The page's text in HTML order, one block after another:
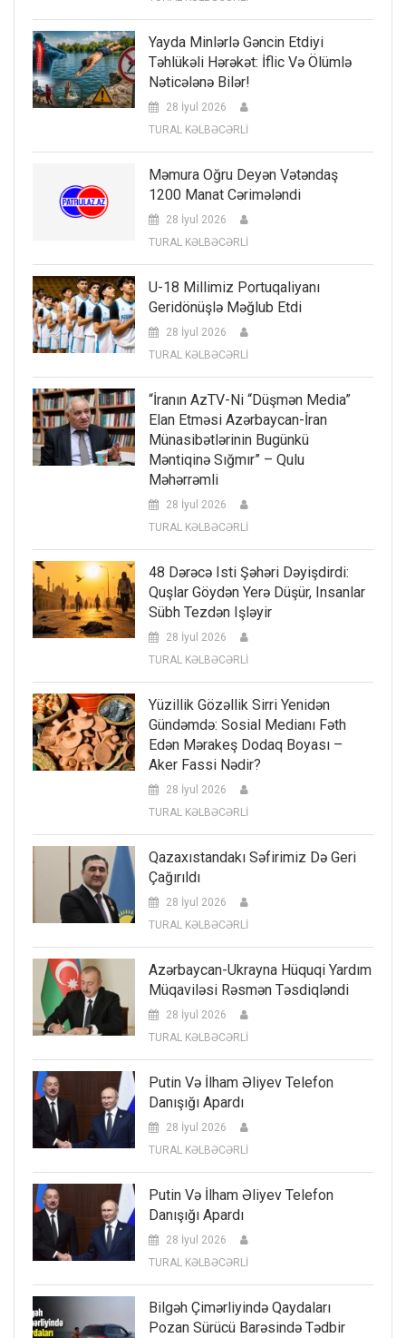
Yayda Minlərlə Gəncin Etdiyi
Təhlükəli Hərəkət: İflic Və Ölümlə
Nəticələnə Bilər!
28 İyul 2026
TURAL KƏLBƏCƏRLİ
Məmura Oğru Deyən Vətəndaş
1200 Manat Cərimələndi
28 İyul 2026
TURAL KƏLBƏCƏRLİ
U-18 Millimiz Portuqaliyanı
Geridönüşlə Məğlub Etdi
28 İyul 2026
TURAL KƏLBƏCƏRLİ
“İranın AzTV-Ni “düşmən Media”
Elan Etməsi Azərbaycan-İran
Münasibətlərinin Bugünkü
Məntiqinə Sığmır” – Qulu
Məhərrəmli
28 İyul 2026
TURAL KƏLBƏCƏRLİ
48 Dərəcə Isti Şəhəri Dəyişdirdi:
Quşlar Göydən Yerə Düşür, Insanlar
Sübh Tezdən Işləyir
28 İyul 2026
TURAL KƏLBƏCƏRLİ
Yüzillik Gözəllik Sirri Yenidən
Gündəmdə: Sosial Medianı Fəth
Edən Mərakeş Dodaq Boyası –
Aker Fassi Nədir?
28 İyul 2026
TURAL KƏLBƏCƏRLİ
Qazaxıstandakı Səfirimiz Də Geri
Çağırıldı
28 İyul 2026
TURAL KƏLBƏCƏRLİ
Azərbaycan-Ukrayna Hüquqi Yardım
Müqaviləsi Rəsmən Təsdiqləndi
28 İyul 2026
TURAL KƏLBƏCƏRLİ
Putin Və İlham Əliyev Telefon
Danışığı Apardı
28 İyul 2026
TURAL KƏLBƏCƏRLİ
Putin Və İlham Əliyev Telefon
Danışığı Apardı
28 İyul 2026
TURAL KƏLBƏCƏRLİ
Bilgəh Çimərliyində Qaydaları
Pozan Sürücü Barəsində Tədbir